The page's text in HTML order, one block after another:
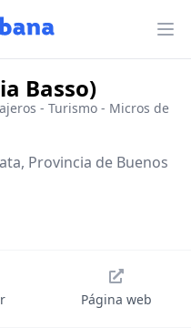
Basso)
- Turismo - Micros de
Provincia de Buenos
Página web